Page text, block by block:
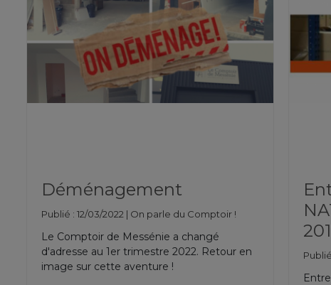
Déménagement
Publié : 12/03/2022 | On parle du Comptoir !
Le Comptoir de Messénie a changé
d'adresse au 1er trimestre 2022. Retour en
image sur cette aventure !